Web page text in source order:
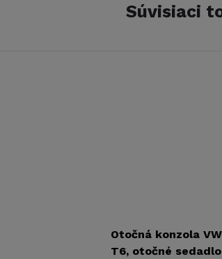
Súvisiaci
Otočná konzola
T6, otočné